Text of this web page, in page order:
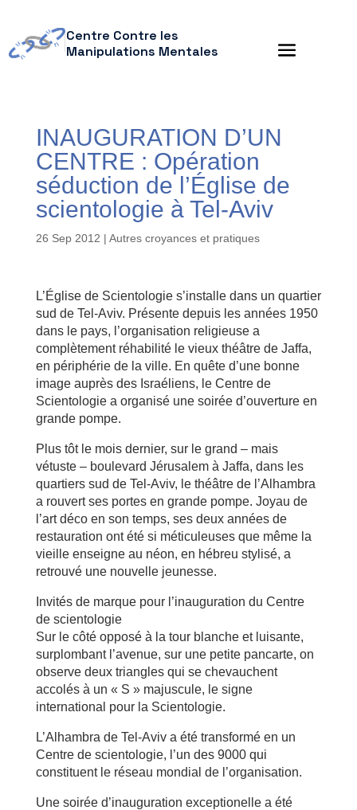
Centre Contre les
Manipulations Mentales
INAUGURATION D’UN
CENTRE : Opération
séduction de l’Église de
scientologie à Tel-Aviv
26 Sep 2012 | Autres croyances et pratiques
L’Église de Scientologie s’installe dans un quartier
sud de Tel-Aviv. Présente depuis les années 1950
dans le pays, l’organisation religieuse a
complètement réhabilité le vieux théâtre de Jaffa,
en périphérie de la ville. En quête d’une bonne
image auprès des Israéliens, le Centre de
Scientologie a organisé une soirée d’ouverture en
grande pompe.
Plus tôt le mois dernier, sur le grand – mais
vétuste – boulevard Jérusalem à Jaffa, dans les
quartiers sud de Tel-Aviv, le théâtre de l’Alhambra
a rouvert ses portes en grande pompe. Joyau de
l’art déco en son temps, ses deux années de
restauration ont été si méticuleuses que même la
vieille enseigne au néon, en hébreu stylisé, a
retrouvé une nouvelle jeunesse.
Invités de marque pour l’inauguration du Centre
de scientologie
Sur le côté opposé à la tour blanche et luisante,
surplombant l’avenue, sur une petite pancarte, on
observe deux triangles qui se chevauchent
accolés à un « S » majuscule, le signe
international pour la Scientologie.
L’Alhambra de Tel-Aviv a été transformé en un
Centre de scientologie, l’un des 9000 qui
constituent le réseau mondial de l’organisation.
Une soirée d’inauguration exceptionelle a été